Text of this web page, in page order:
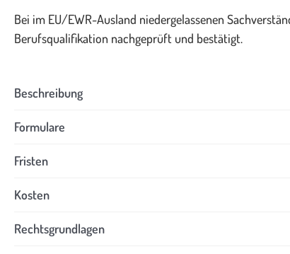
Bei im EU/EWR-Ausland niedergelassenen
Berufsqualifikation nachgeprüft und bestätigt.
Beschreibung
Formulare
Fristen
Kosten
Rechtsgrundlagen